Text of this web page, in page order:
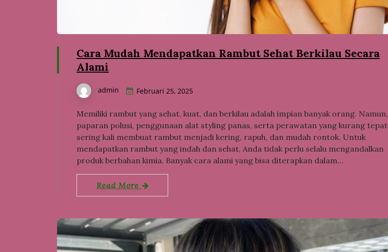
Cara Mudah Mendapatkan Rambut Sehat Berkilau Secara
Alami
admin Februari 25, 2025
Memiliki rambut yang sehat, kuat, dan berkilau adalah impian banyak orang. Namun,
paparan polusi, penggunaan alat styling panas, serta perawatan yang kurang tepat
sering kali membuat rambut menjadi kering, rapuh, dan mudah rontok. Untuk
mendapatkan rambut yang indah dan sehat, Anda tidak perlu selalu mengandalkan
produk berbahan kimia. Banyak cara alami yang bisa diterapkan dalam…
Read More